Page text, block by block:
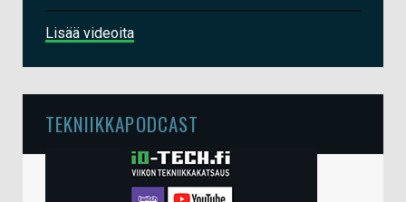
Lisää videoita
TEKNIIKKAPODCAST